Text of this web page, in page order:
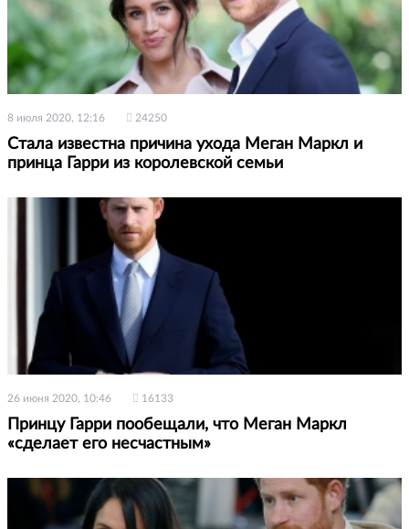
8 июля 2020, 12:16 24250
Стала известна причина ухода Меган Маркл и
принца Гарри из королевской семьи
26 июня 2020, 10:46 16133
Принцу Гарри пообещали, что Меган Маркл
«сделает его несчастным»